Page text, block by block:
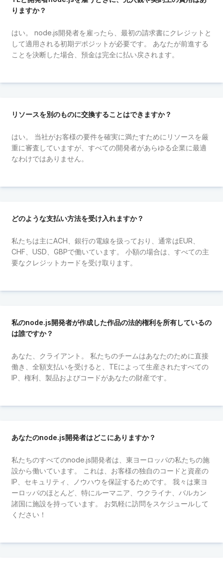
りますか？
はい。 node.js開発者を雇ったら、最初の請求書にクレジットと
して適用される初期デポジットが必要です。 あなたが前進する
ことを決断した場合、預金は完全に払い戻されます。
リソースを別のものに交換することはできますか？
はい。 当社がお客様の要件を確実に満たすためにリソースを厳
重に審査していますが、すべての開発者があらゆる企業に最適
なわけではありません。
どのような支払い方法を受け入れますか？
私たちは主にACH、銀行の電線を扱っており、通常はEUR、
CHF、USD、GBPで働いています。 小額の場合は、すべての主
要なクレジットカードを受け取ります。
私のnode.js開発者が作成した作品の法的権利を所有しているの
は誰ですか？
あなた、クライアント。 私たちのチームはあなたのために直接
働き、全額支払いを受けると、TEによって生産されたすべての
IP、権利、製品およびコードがあなたの財産です。
あなたのnode.js開発者はどこにありますか？
私たちのすべてのnode.js開発者は、東ヨーロッパの私たちの施
設から働いています。 これは、お客様の独自のコードと資産の
IP、セキュリティ、ノウハウを保証するためです。 我々は東ヨ
ーロッパのほとんど、特にルーマニア、ウクライナ、バルカン
諸国に施設を持っています。 お気軽に訪問をスケジュールして
ください！